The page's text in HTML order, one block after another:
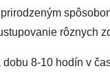
rôznych
8-10 hodín v